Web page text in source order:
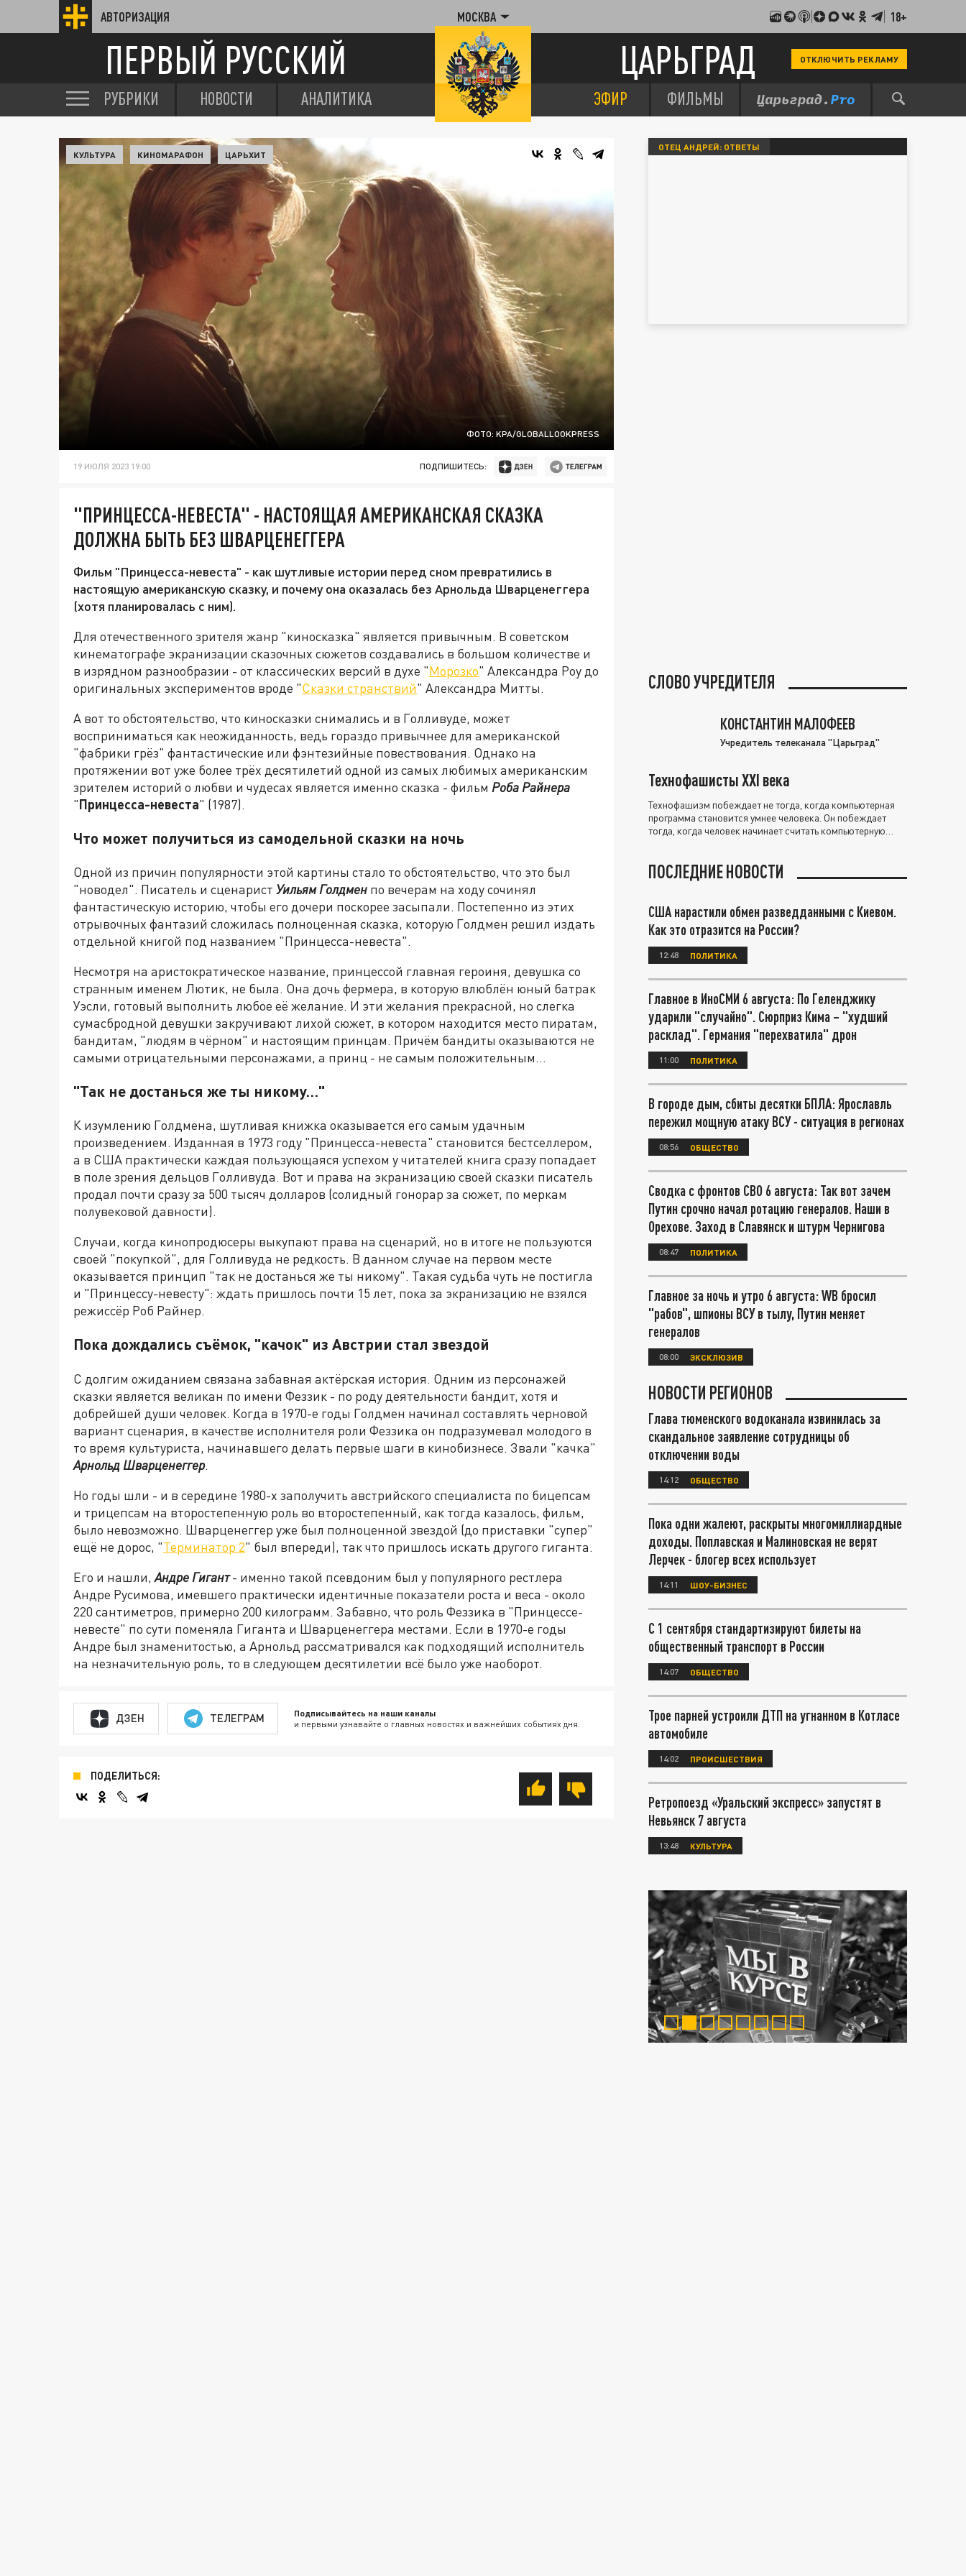
АВТОРИЗАЦИЯ МОСКВА 18+
ПЕРВЫЙ РУССКИЙ ЦАРЬГРАД ОТКЛЮЧИТЬ РЕКЛАМУ
РУБРИКИ НОВОСТИ АНАЛИТИКА ЭФИР ФИЛЬМЫ
ФОТО: KPA/GLOBALLOOKPRESS
КУЛЬТУРА КИНОМАРАФОН ЦАРЬХИТ
19 ИЮЛЯ 2023 19:00 ПОДПИШИТЕСЬ:
"ПРИНЦЕССА-НЕВЕСТА" - НАСТОЯЩАЯ АМЕРИКАНСКАЯ СКАЗКА
ДОЛЖНА БЫТЬ БЕЗ ШВАРЦЕНЕГГЕРА
Фильм "Принцесса-невеста" - как шутливые истории перед сном превратились в
настоящую американскую сказку, и почему она оказалась без Арнольда Шварценеггера
(хотя планировалась с ним).
Для отечественного зрителя жанр "киносказка" является привычным. В советском
кинематографе экранизации сказочных сюжетов создавались в большом количестве и
в изрядном разнообразии - от классических версий в духе "Морозко" Александра Роу до
оригинальных экспериментов вроде "Сказки странствий" Александра Митты.
А вот то обстоятельство, что киносказки снимались и в Голливуде, может
восприниматься как неожиданность, ведь гораздо привычнее для американской
"фабрики грёз" фантастические или фэнтезийные повествования. Однако на
протяжении вот уже более трёх десятилетий одной из самых любимых американским
зрителем историй о любви и чудесах является именно сказка - фильм Роба Райнера
"Принцесса-невеста" (1987).
Что может получиться из самодельной сказки на ночь
Одной из причин популярности этой картины стало то обстоятельство, что это был
"новодел". Писатель и сценарист Уильям Голдмен по вечерам на ходу сочинял
фантастическую историю, чтобы его дочери поскорее засыпали. Постепенно из этих
отрывочных фантазий сложилась полноценная сказка, которую Голдмен решил издать
отдельной книгой под названием "Принцесса-невеста".
Несмотря на аристократическое название, принцессой главная героиня, девушка со
странным именем Лютик, не была. Она дочь фермера, в которую влюблён юный батрак
Уэсли, готовый выполнить любое её желание. И эти желания прекрасной, но слегка
сумасбродной девушки закручивают лихой сюжет, в котором находится место пиратам,
бандитам, "людям в чёрном" и настоящим принцам. Причём бандиты оказываются не
самыми отрицательными персонажами, а принц - не самым положительным…
"Так не достанься же ты никому…"
К изумлению Голдмена, шутливая книжка оказывается его самым удачным
произведением. Изданная в 1973 году "Принцесса-невеста" становится бестселлером,
а в США практически каждая пользующаяся успехом у читателей книга сразу попадает
в поле зрения дельцов Голливуда. Вот и права на экранизацию своей сказки писатель
продал почти сразу за 500 тысяч долларов (солидный гонорар за сюжет, по меркам
полувековой давности).
Случаи, когда кинопродюсеры выкупают права на сценарий, но в итоге не пользуются
своей "покупкой", для Голливуда не редкость. В данном случае на первом месте
оказывается принцип "так не достанься же ты никому". Такая судьба чуть не постигла
и "Принцессу-невесту": ждать пришлось почти 15 лет, пока за экранизацию не взялся
режиссёр Роб Райнер.
Пока дождались съёмок, "качок" из Австрии стал звездой
С долгим ожиданием связана забавная актёрская история. Одним из персонажей
сказки является великан по имени Феззик - по роду деятельности бандит, хотя и
добрейшей души человек. Когда в 1970-е годы Голдмен начинал составлять черновой
вариант сценария, в качестве исполнителя роли Феззика он подразумевал молодого в
то время культуриста, начинавшего делать первые шаги в кинобизнесе. Звали "качка"
Арнольд Шварценеггер.
Но годы шли - и в середине 1980-х заполучить австрийского специалиста по бицепсам
и трицепсам на второстепенную роль во второстепенный, как тогда казалось, фильм,
было невозможно. Шварценеггер уже был полноценной звездой (до приставки "супер"
ещё не дорос, "Терминатор 2" был впереди), так что пришлось искать другого гиганта.
Его и нашли,Андре Гигант- именно такой псевдоним был у популярного рестлера
Андре Русимова, имевшего практически идентичные показатели роста и веса - около
220 сантиметров, примерно 200 килограмм. Забавно, что роль Феззика в "Принцессе-
невесте" по сути поменяла Гиганта и Шварценеггера местами. Если в 1970-е годы
Андре был знаменитостью, а Арнольд рассматривался как подходящий исполнитель
на незначительную роль, то в следующем десятилетии всё было уже наоборот.
ДЗЕН ТЕЛЕГРАМ Подписывайтесь на наши каналы
и первыми узнавайте о главных новостях и важнейших событиях дня.
ПОДЕЛИТЬСЯ:
ОТЕЦ АНДРЕЙ: ОТВЕТЫ
СЛОВО УЧРЕДИТЕЛЯ
КОНСТАНТИН МАЛОФЕЕВ
Учредитель телеканала "Царьград"
Технофашисты XXI века
Технофашизм побеждает не тогда, когда компьютерная
программа становится умнее человека. Он побеждает
тогда, когда человек начинает считать компьютерную
ПОСЛЕДНИЕ НОВОСТИ
США нарастили обмен разведданными с Киевом.
Как это отразится на России?
12:48 ПОЛИТИКА
Главное в ИноСМИ 6 августа: По Геленджику
ударили "случайно". Сюрприз Кима – "худший
расклад". Германия "перехватила" дрон
11:00 ПОЛИТИКА
В городе дым, сбиты десятки БПЛА: Ярославль
пережил мощную атаку ВСУ - ситуация в регионах
08:56 ОБЩЕСТВО
Сводка с фронтов СВО 6 августа: Так вот зачем
Путин срочно начал ротацию генералов. Наши в
Орехове. Заход в Славянск и штурм Чернигова
08:47 ПОЛИТИКА
Главное за ночь и утро 6 августа: WB бросил
"рабов", шпионы ВСУ в тылу, Путин меняет
генералов
08:00 ЭКСКЛЮЗИВ
НОВОСТИ РЕГИОНОВ
Глава тюменского водоканала извинилась за
скандальное заявление сотрудницы об
отключении воды
14:12 ОБЩЕСТВО
Пока одни жалеют, раскрыты многомиллиардные
доходы. Поплавская и Малиновская не верят
Лерчек - блогер всех использует
14:11 ШОУ-БИЗНЕС
С 1 сентября стандартизируют билеты на
общественный транспорт в России
14:07 ОБЩЕСТВО
Трое парней устроили ДТП на угнанном в Котласе
автомобиле
14:02 ПРОИСШЕСТВИЯ
Ретропоезд «Уральский экспресс» запустят в
Невьянск 7 августа
13:48 КУЛЬТУРА